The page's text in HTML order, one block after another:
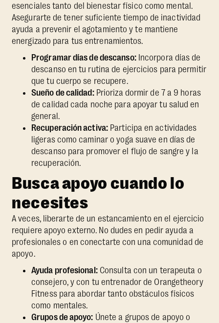
esenciales tanto del bienestar físico como mental.
Asegurarte de tener suficiente tiempo de inactividad
ayuda a prevenir el agotamiento y te mantiene
energizado para tus entrenamientos.
Programar días de descanso:Incorpora días de
descanso en tu rutina de ejercicios para permitir
que tu cuerpo se recupere.
Sueño de calidad:Prioriza dormir de 7 a 9 horas
de calidad cada noche para apoyar tu salud en
general.
Recuperación activa: Participa en actividades
ligeras como caminar o yoga suave en días de
descanso para promover el flujo de sangre y la
recuperación.
Busca apoyo cuando lo
necesites
A veces, liberarte de un estancamiento en el ejercicio
requiere apoyo externo. No dudes en pedir ayuda a
profesionales o en conectarte con una comunidad de
apoyo.
Ayuda profesional:Consulta con un terapeuta o
consejero, y con tu entrenador de Orangetheory
Fitness para abordar tanto obstáculos físicos
como mentales.
Grupos de apoyo: Únete a grupos de apoyo o